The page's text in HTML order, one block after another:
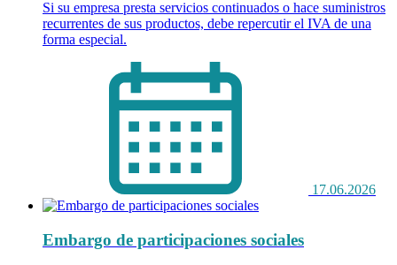
Si su empresa presta servicios continuados o hace suministros
recurrentes de sus productos, debe repercutir el IVA de una
forma especial.
17.06.2026
Embargo de participaciones sociales